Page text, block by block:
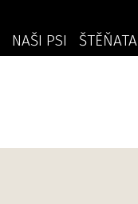
NAŠI PSI ŠTĚŇATA